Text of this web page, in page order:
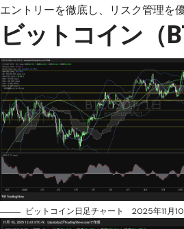
エントリーを徹底し、リスク管理を
ビットコイン（
ビットコイン日足チャート 2025年11月